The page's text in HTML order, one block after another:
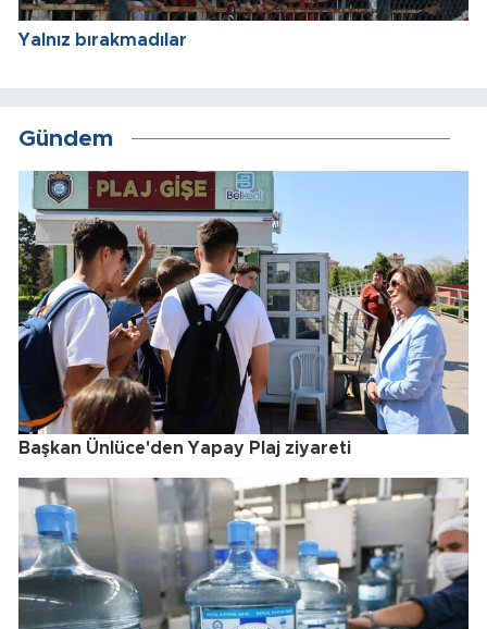
Yalnız bırakmadılar
Gündem
Başkan Ünlüce'den Yapay Plaj ziyareti